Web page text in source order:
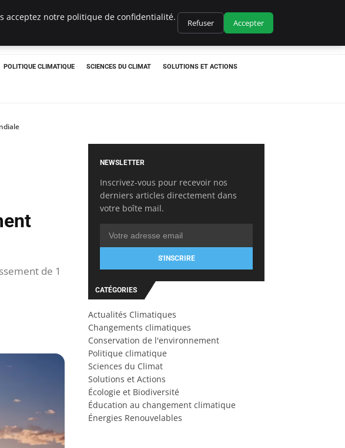
POLITIQUE CLIMATIQUE SCIENCES DU CLIMAT SOLUTIONS ET ACTIONS
de 1
NEWSLETTER
Inscrivez-vous pour recevoir nos
derniers articles directement dans
votre boîte mail.
S'INSCRIRE
CATÉGORIES
Actualités Climatiques
Changements climatiques
Conservation de l'environnement
Politique climatique
Sciences du Climat
Solutions et Actions
Écologie et Biodiversité
Éducation au changement climatique
Énergies Renouvelables
acceptez notre politique de confidentialité.
Refuser Accepter